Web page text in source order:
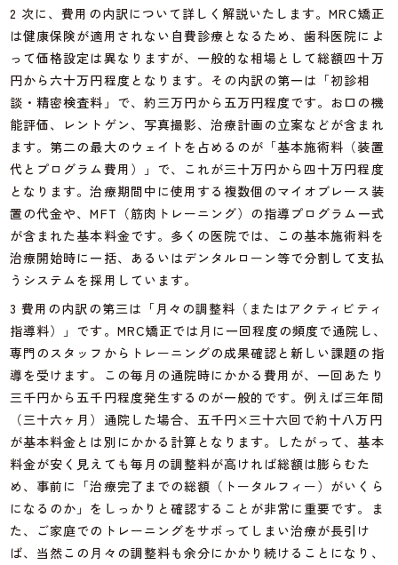
2 次に、費用の内訳について詳しく解説いたします。MRC矯正
は健康保険が適用されない自費診療となるため、歯科医院によ
って価格設定は異なりますが、一般的な相場として総額四十万
円から六十万円程度となります。その内訳の第一は「初診相
談・精密検査料」で、約三万円から五万円程度です。お口の機
能評価、レントゲン、写真撮影、治療計画の立案などが含まれ
ます。第二の最大のウェイトを占めるのが「基本施術料（装置
代とプログラム費用）」で、これが三十万円から四十万円程度
となります。治療期間中に使用する複数個のマイオブレース装
置の代金や、MFT（筋肉トレーニング）の指導プログラム一式
が含まれた基本料金です。多くの医院では、この基本施術料を
治療開始時に一括、あるいはデンタルローン等で分割して支払
うシステムを採用しています。
3 費用の内訳の第三は「月々の調整料（またはアクティビティ
指導料）」です。MRC矯正では月に一回程度の頻度で通院し、
専門のスタッフからトレーニングの成果確認と新しい課題の指
導を受けます。この毎月の通院時にかかる費用が、一回あたり
三千円から五千円程度発生するのが一般的です。例えば三年間
（三十六ヶ月）通院した場合、五千円×三十六回で約十八万円
が基本料金とは別にかかる計算となります。したがって、基本
料金が安く見えても毎月の調整料が高ければ総額は膨らむた
め、事前に「治療完了までの総額（トータルフィー）がいくら
になるのか」をしっかりと確認することが非常に重要です。ま
た、ご家庭でのトレーニングをサボってしまい治療が長引け
ば、当然この月々の調整料も余分にかかり続けることになり、